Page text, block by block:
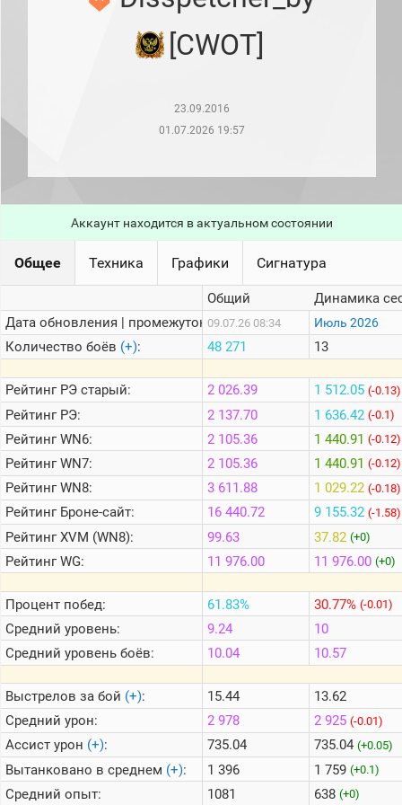
игроков
Статистика
стримеров
Информация
Онлайн
Цветовая
шкала
Теlegram
ВК
Портал
Мира
Танков
[CWOT]
23.09.2016
01.07.2026 19:57
Аккаунт находится в актуальном состоянии
Общее Техника Графики Сигнатура
Дата обновления | промежуток:
Количество боёв (+):
РейтингРЭ старый:
РейтингРЭ:
РейтингWN6:
РейтингWN7:
РейтингWN8:
РейтингБроне-сайт:
РейтингXVM (WN8):
РейтингWG:
Процент побед:
Средний уровень:
Средний уровень боёв:
Выстрелов за бой (+):
Средний урон:
Ассист урон (+):
Вытанковано в среднем (+):
Средний опыт:
Общий
09.07.26 08:34
48 271
2 026.39
2 137.70
2 105.36
2 105.36
3 611.88
16 440.72
99.63
11 976.00
61.83%
9.24
10.04
15.44
2 978
735.04
1 396
1081
Динамика
Июль 2026
13
1 512.05 (-0.13)
1 636.42 (-0.1)
1 440.91 (-0.12)
1 440.91 (-0.12)
1 029.22 (-0.18)
9 155.32 (-1.58)
37.82 (+0)
11 976.00 (+0)
30.77% (-0.01)
10
10.57
13.62
2 925 (-0.01)
735.04 (+0.05)
1 759 (+0.1)
638 (+0)